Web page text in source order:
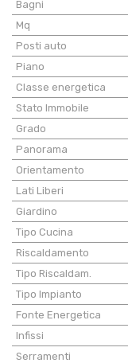
Bagni
Mq
Posti auto
Piano
Classe energetica
Stato Immobile
Grado
Panorama
Orientamento
Lati Liberi
Giardino
Tipo Cucina
Riscaldamento
Tipo Riscaldam.
Tipo Impianto
Fonte Energetica
Infissi
Serramenti